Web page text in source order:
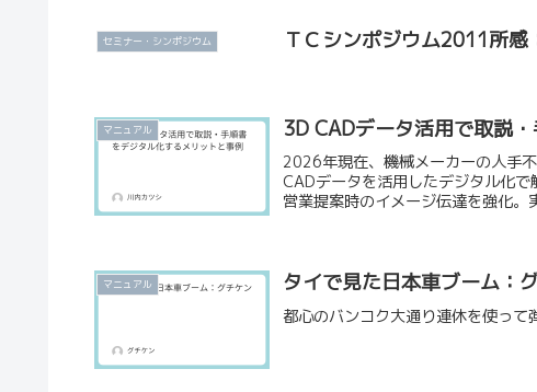
セミナー・シンポジウム ＴＣシンポジウム2011所感
マニュアル 3D CADデータ活用で取説
2026年現在、機械メーカーの人手
CADデータを活用したデジタル化で
営業提案時のイメージ伝達を強化
マニュアル タイで見た日本車ブーム：
都心のバンコク大通り連休を使って